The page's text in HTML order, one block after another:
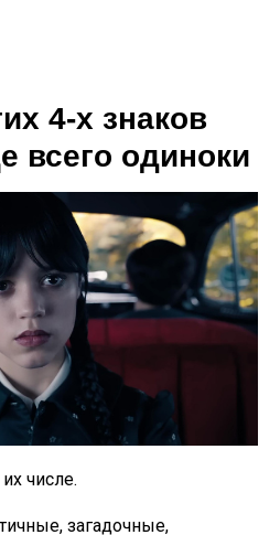
4-х знаков
всего одиноки
числе.
загадочные,